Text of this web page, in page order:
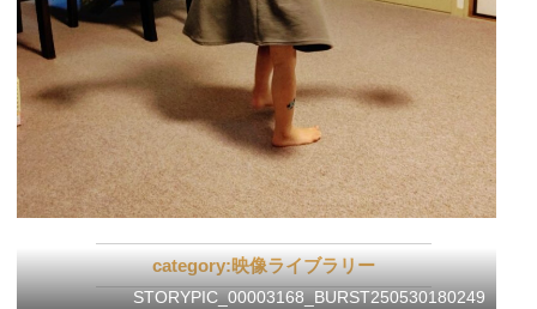
映像ライブラリー
STORYPIC_00003168_BURST250530180249